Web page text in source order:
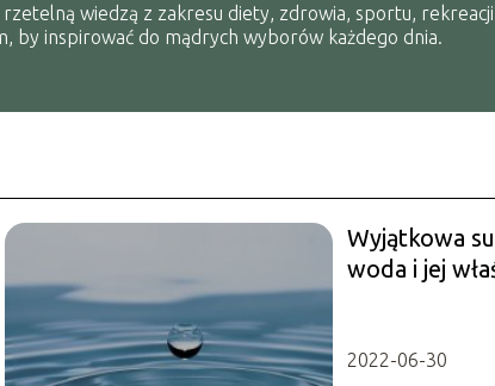
wiedzą z zakresu diety, zdrowia, sportu,
by inspirować do mądrych wyborów każdego dnia.
Wyjątkowa
woda i jej
2022-06-30